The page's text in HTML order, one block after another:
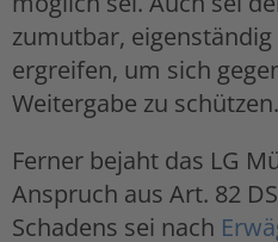
zumutbar,
ergreifen, um sich
Weitergabe zu schützen.
Ferner bejaht das LG
Anspruch aus Art. 82
Schadens sei nach